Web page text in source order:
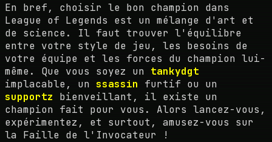
En bref, choisir le bon champion dans
League of Legends est un mélange d'art et
de science. Il faut trouver l'équilibre
entre votre style de jeu, les besoins de
votre équipe et les forces du champion lui-
même. Que vous soyez un tankydgt
implacable, un ssassin furtif ou un
supportz bienveillant, il existe un
champion fait pour vous. Alors lancez-vous,
expérimentez, et surtout, amusez-vous sur
la Faille de l'Invocateur !